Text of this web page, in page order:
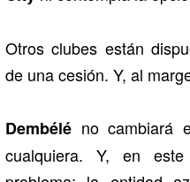
Otros clubes están
de una cesión. Y, al
Dembélé no cambiará
cualquiera. Y, en